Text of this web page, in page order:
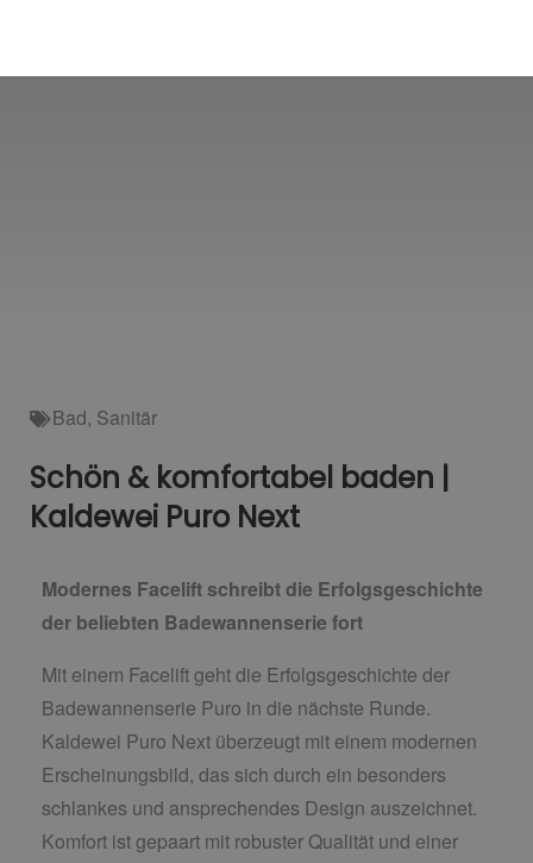
Bad, Sanitär
Schön & komfortabel baden |
Kaldewei Puro Next
Modernes Facelift schreibt die Erfolgsgeschichte
der beliebten Badewannenserie fort
Mit einem Facelift geht die Erfolgsgeschichte der
Badewannenserie Puro in die nächste Runde.
Kaldewei Puro Next überzeugt mit einem modernen
Erscheinungsbild, das sich durch ein besonders
schlankes und ansprechendes Design auszeichnet.
Komfort ist gepaart mit robuster Qualität und einer